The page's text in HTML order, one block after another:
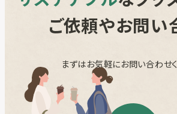
ご依頼やお問い
まずはお気軽にお問い合わせく